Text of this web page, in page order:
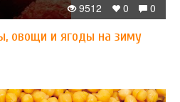
0
0
9512
овощи и ягоды на зиму